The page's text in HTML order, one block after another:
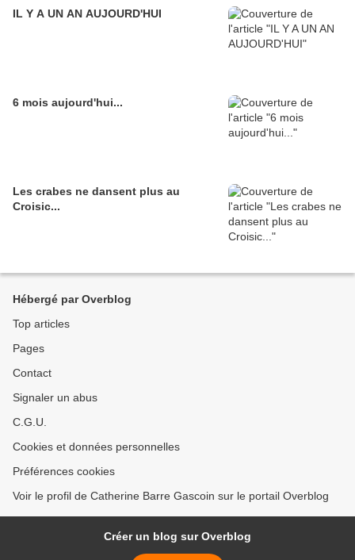
IL Y A UN AN AUJOURD'HUI
6 mois aujourd'hui...
Les crabes ne dansent plus au
Croisic...
Hébergé par Overblog
Top articles
Pages
Contact
Signaler un abus
C.G.U.
Cookies et données personnelles
Préférences cookies
Voir le profil de Catherine Barre Gascoin sur le portail Overblog
Créer un blog sur Overblog